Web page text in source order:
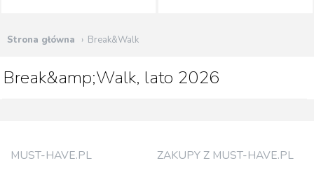
Strona główna Break&Walk
Break&amp;Walk, lato 2026
MUST-HAVE.PL ZAKUPY Z MUST-HAVE.PL